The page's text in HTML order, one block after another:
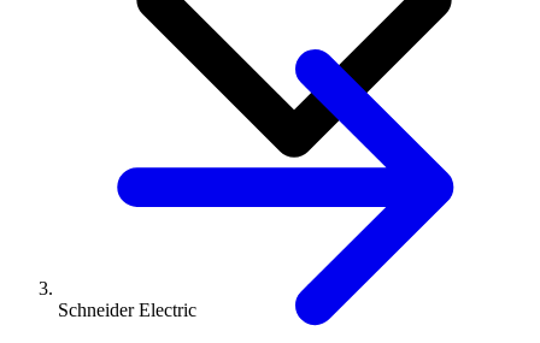
Schneider Electric